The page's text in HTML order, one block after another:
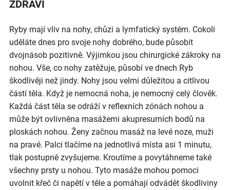
ZDRAVÍ
Ryby mají vliv na nohy, chůzi a lymfatický systém. Cokoli
uděláte dnes pro svoje nohy dobrého, bude působit
dvojnásob pozitivně. Výjimkou jsou chirurgické zákroky na
nohou. Vše, co nohy zatěžuje, působí ve dnech Ryb
škodlivěji než jindy. Nohy jsou velmi důležitou a citlivou
částí těla. Když je nemocná noha, je nemocný celý člověk.
Každá část těla se odráží v reflexních zónách nohou a
může být ovlivněna masážemi akupresurních bodů na
ploskách nohou. Ženy začnou masáž na levé noze, muži
na pravé. Palci tlačíme na jednotlivá místa asi 1 minutu,
tlak postupně zvyšujeme. Kroutíme a povytáhneme také
všechny prsty u nohou. Tyto masáže mohou pomoci
uvolnit křeč či napětí v těle a pomáhají odvádět škodliviny